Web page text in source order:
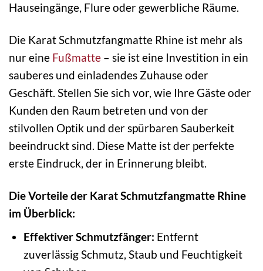
Hauseingänge, Flure oder gewerbliche Räume.
Die Karat Schmutzfangmatte Rhine ist mehr als
nur eine Fußmatte – sie ist eine Investition in ein
sauberes und einladendes Zuhause oder
Geschäft. Stellen Sie sich vor, wie Ihre Gäste oder
Kunden den Raum betreten und von der
stilvollen Optik und der spürbaren Sauberkeit
beeindruckt sind. Diese Matte ist der perfekte
erste Eindruck, der in Erinnerung bleibt.
Die Vorteile der Karat Schmutzfangmatte Rhine
im Überblick:
Effektiver Schmutzfänger: Entfernt
zuverlässig Schmutz, Staub und Feuchtigkeit